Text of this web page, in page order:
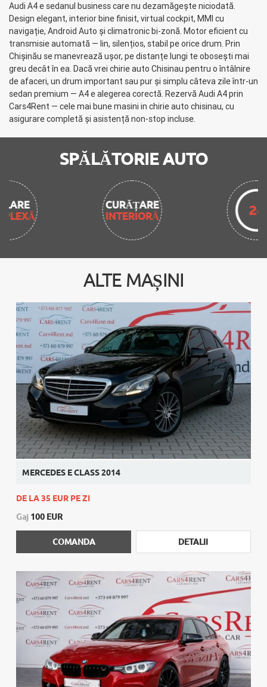
Audi A4 e sedanul business care nu dezamăgește niciodată.
Design elegant, interior bine finisit, virtual cockpit, MMI cu
navigație, Android Auto și climatronic bi-zonă. Motor eficient cu
transmisie automată — lin, silențios, stabil pe orice drum. Prin
Chișinău se manevrează ușor, pe distanțe lungi te obosești mai
greu decât în ea. Dacă vrei chirie auto Chisinau pentru o întâlnire
de afaceri, un drum important sau pur și simplu câteva zile într-un
sedan premium — A4 e alegerea corectă. Rezervă Audi A4 prin
Cars4Rent — cele mai bune masini in chirie auto chisinau, cu
asigurare completă și asistență non-stop incluse.
SPĂLĂTORIE AUTO
ALTE MAȘINI
MERCEDES E CLASS 2014
DE LA 35 EUR PE ZI
Gaj 100 EUR
COMANDA DETALII